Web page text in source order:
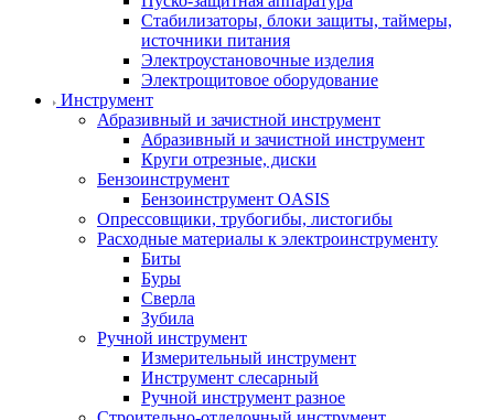
Стабилизаторы, блоки защиты, таймеры,
источники питания
Электроустановочные изделия
Электрощитовое оборудование
Инструмент
Абразивный и зачистной инструмент
Абразивный и зачистной инструмент
Круги отрезные, диски
Бензоинструмент
Бензоинструмент OASIS
Опрессовщики, трубогибы, листогибы
Расходные материалы к электроинструменту
Биты
Буры
Сверла
Зубила
Ручной инструмент
Измерительный инструмент
Инструмент слесарный
Ручной инструмент разное